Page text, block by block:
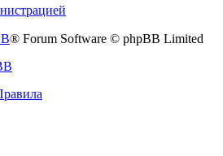
® Forum Software © phpBB Limited